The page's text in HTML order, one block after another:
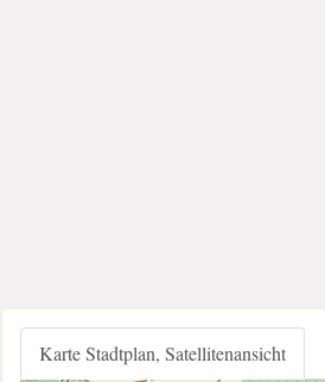
Karte Stadtplan, Satellitenansicht